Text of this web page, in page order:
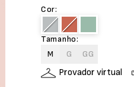
Cor:
Tamanho:
M
G GG
Provador virtual